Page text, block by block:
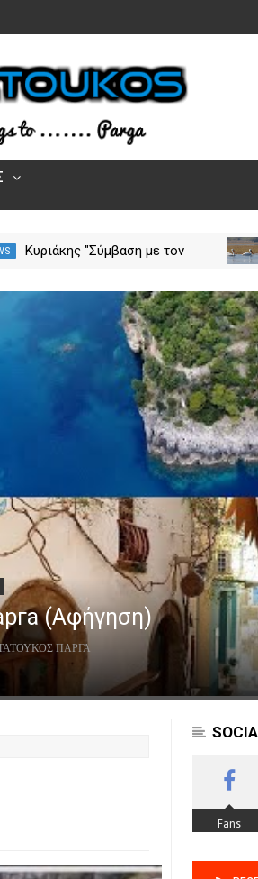
Κυριάκης "Σύμβαση με τον
χρηματοδότηση της
λειτουργίας του"
(Αφήγηση)
ΠΑΡΓΑ
Fans